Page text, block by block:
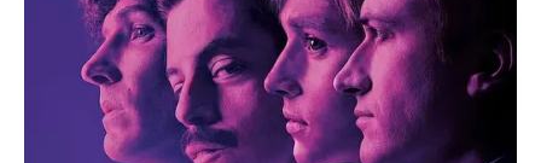
Générez vos tickets Quinté
Tiercé avec notre Logiciel 100%
gratuit ou en version Spot.